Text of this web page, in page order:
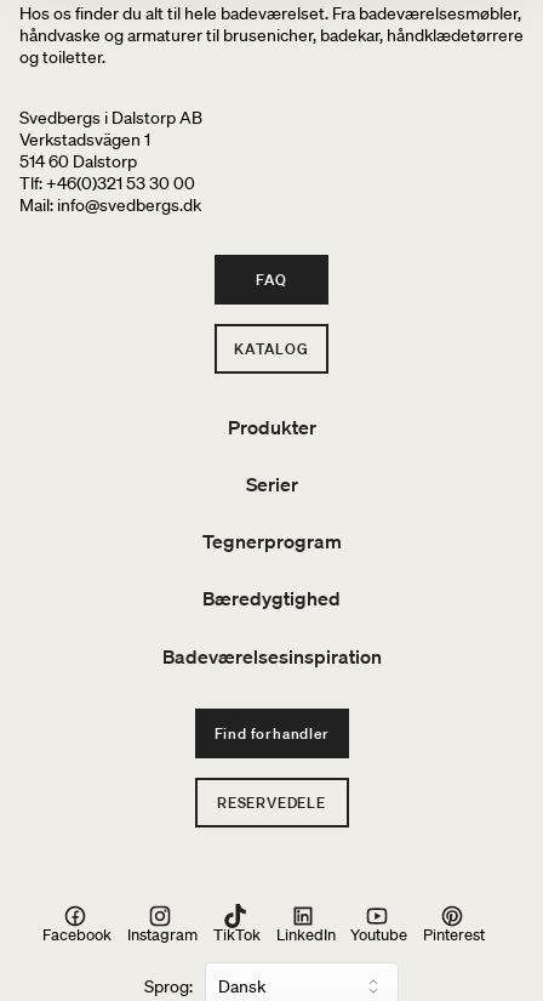
Hos os finder du alt til hele badeværelset. Fra badeværelsesmøbler,
håndvaske og armaturer til brusenicher, badekar, håndklædetørrere
og toiletter.
Svedbergs i Dalstorp AB
Verkstadsvägen 1
514 60 Dalstorp
Tlf: +46(0)321 53 30 00
Mail: info@svedbergs.dk
FAQ
KATALOG
Produkter
Serier
Tegnerprogram
Bæredygtighed
Badeværelsesinspiration
Find forhandler
RESERVEDELE
Sprog:
Facebook Instagram TikTok LinkedIn Youtube Pinterest